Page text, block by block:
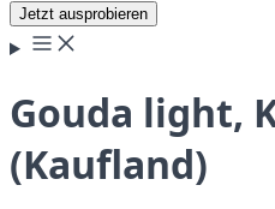
Jetzt ausprobieren
Gouda light,
(Kaufland)